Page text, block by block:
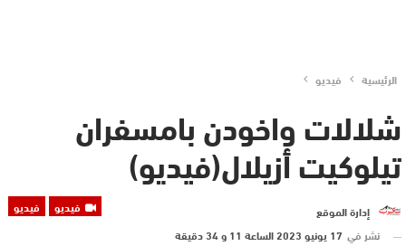
الرئيسية فيديو
شلالات واخودن بامسفران
تيلوكيت أزيلال(فيديو)
فيديو فيديو
إدارة الموقع
نشر في 17 يونيو 2023 الساعة 11 و 34 دقيقة